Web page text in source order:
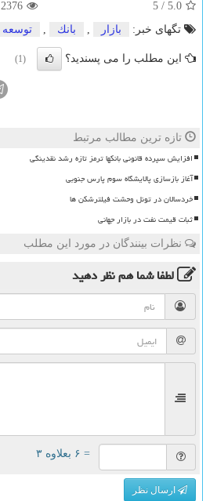
5.0
/
5
2376
تگهای خبر:
بازار , بانك , توسعه
این مطلب را می پسندید؟ (1)
تازه ترین مطالب مرتبط
افزایش سپرده قانونی بانکها ترمز تازه رشد نقدینگی
آغاز بازسازی پالایشگاه سوم پارس جنوبی
خردسالان در تونل وحشت فیلترشکن ها
ثبات قیمت نفت در بازار جهانی
نظرات بینندگان در مورد این مطلب
لطفا شما همنظر دهید
= ۶ بعلاوه ۳
ارسال نظر